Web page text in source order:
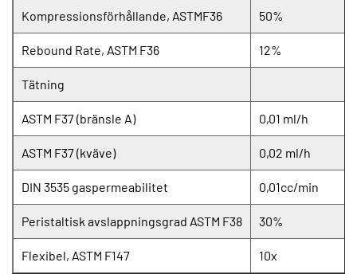
Kompressionsförhållande, ASTMF36 50%
Rebound Rate, ASTM F36 12%
Tätning
ASTM F37 (bränsle A) 0,01 ml/h
ASTM F37 (kväve) 0,02 ml/h
DIN 3535 gaspermeabilitet 0,01cc/min
Peristaltisk avslappningsgrad ASTM F38 30%
Flexibel, ASTM F147 10x